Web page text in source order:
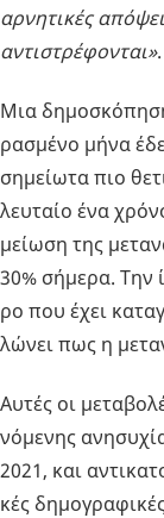
αρ­νη­τι­κές
αντι­στρέ­φο­νται».
Μια
ρα­σμέ­νο μήνα
ση­μεί­ω­τα πιο
λευ­ταίο ένα
μεί­ω­ση της
30% σή­με­ρα. Την
ρο που έχει
λώ­νει πως η
Αυτές οι
νό­με­νης
2021, και
κές